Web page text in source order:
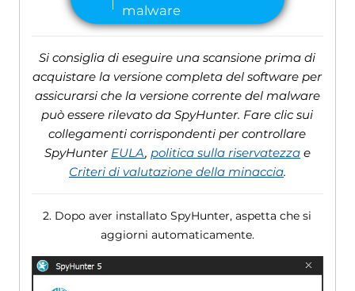
Si consiglia di eseguire una scansione prima di
acquistare la versione completa del software per
assicurarsi che la versione corrente del malware
può essere rilevato da SpyHunter. Fare clic sui
collegamenti corrispondenti per controllare
SpyHunter EULA, politica sulla riservatezzae
Criteri di valutazione della minaccia.
2. Dopo aver installato SpyHunter, aspetta che si
aggiorni automaticamente.